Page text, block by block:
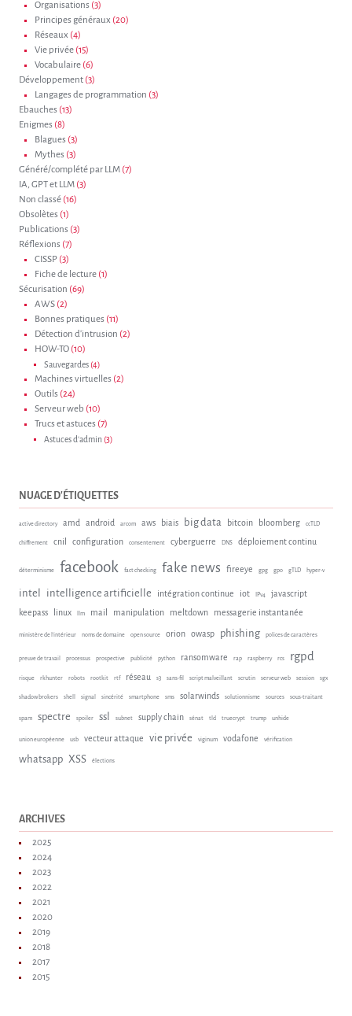
Organisations (3)
Principes généraux (20)
Réseaux (4)
Vie privée (15)
Vocabulaire (6)
Développement (3)
Langages de programmation (3)
Ebauches (13)
Enigmes (8)
Blagues (3)
Mythes (3)
Généré/complété par LLM (7)
IA, GPT et LLM (3)
Non classé (16)
Obsolètes (1)
Publications (3)
Réflexions (7)
CISSP (3)
Fiche de lecture (1)
Sécurisation (69)
AWS (2)
Bonnes pratiques (11)
Détection d'intrusion (2)
HOW-TO (10)
Sauvegardes (4)
Machines virtuelles (2)
Outils (24)
Serveur web (10)
Trucs et astuces (7)
Astuces d'admin (3)
NUAGE D'ÉTIQUETTES
active directory amd android arcom aws biais big data bitcoin bloomberg ccTLD
chiffrement cnil configuration consentement cyberguerre DNS déploiement continu
déterminisme facebook fact checking fake news fireeye gpg gpo gTLD hyper-v
intel intelligence artificielle intégration continue iot IPv4
javascript
keepass
linux llm mail manipulation meltdown messagerie instantanée
ministère de l'intérieur noms de domaine open source orion owasp phishing polices de caractères
preuve de travail processus prospective publicité python ransomware rap raspberry rcs rgpd
risque rkhunter robots rootkit rtf réseau s3 sans-fil script malveillant scrutin serveur web session sgx
shadow brokers shell signal sincérité smartphone sms solarwinds solutionnisme sources sous-traitant
spam spectre spoiler ssl subnet supply chain sénat tld truecrypt trump unhide
union européenne usb vecteur attaque vie privée viginum vodafone vérification
whatsapp XSS élections
ARCHIVES
2025
2024
2023
2022
2021
2020
2019
2018
2017
2015